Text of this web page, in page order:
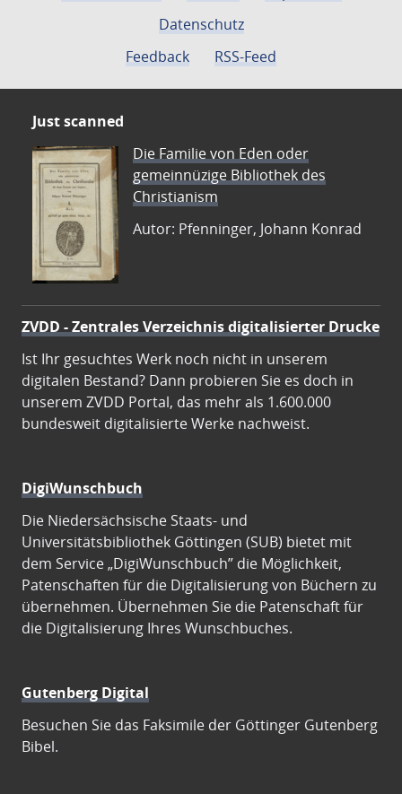
Datenschutz
Feedback
RSS-Feed
Just scanned
Die Familie von Eden oder
gemeinnüzige Bibliothek des
Christianism
Autor: Pfenninger, Johann Konrad
ZVDD - Zentrales Verzeichnis digitalisierter Drucke
Ist Ihr gesuchtes Werk noch nicht in unserem
digitalen Bestand? Dann probieren Sie es doch in
unserem ZVDD Portal, das mehr als 1.600.000
bundesweit digitalisierte Werke nachweist.
DigiWunschbuch
Die Niedersächsische Staats- und
Universitätsbibliothek Göttingen (SUB) bietet mit
dem Service „DigiWunschbuch” die Möglichkeit,
Patenschaften für die Digitalisierung von Büchern zu
übernehmen. Übernehmen Sie die Patenschaft für
die Digitalisierung Ihres Wunschbuches.
Gutenberg Digital
Besuchen Sie das Faksimile der Göttinger Gutenberg
Bibel.